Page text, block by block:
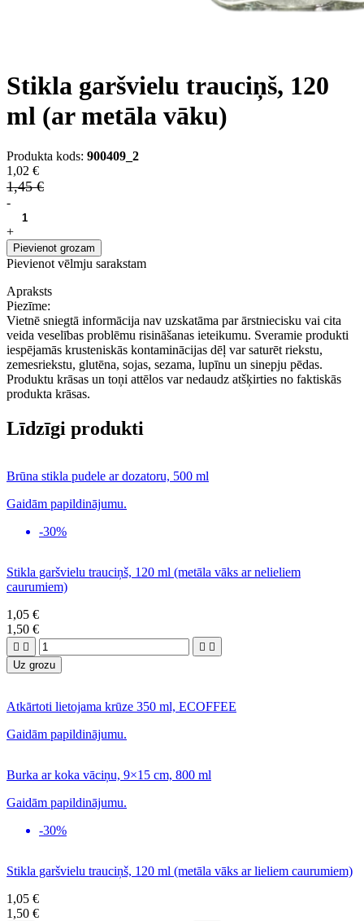
Stikla garšvielu trauciņš, 120
ml (ar metāla vāku)
Produkta kods: 900409_2
1,02 €
1,45 €
-
+
Pievienot grozam
Pievienot vēlmju sarakstam
Apraksts
Piezīme:
Vietnē sniegtā informācija nav uzskatāma par ārstniecisku vai cita
veida veselības problēmu risināšanas ieteikumu. Sveramie produkti
iespējamās krusteniskās kontaminācijas dēļ var saturēt riekstu,
zemesriekstu, glutēna, sojas, sezama, lupīnu un sinepju pēdas.
Produktu krāsas un toņi attēlos var nedaudz atšķirties no faktiskās
produkta krāsas.
Līdzīgi produkti
Brūna stikla pudele ar dozatoru, 500 ml
Gaidām papildinājumu.
-30%
Stikla garšvielu trauciņš, 120 ml (metāla vāks ar nelieliem
caurumiem)
1,05 €
1,50 €
   
Uz grozu
Atkārtoti lietojama krūze 350 ml, ECOFFEE
Gaidām papildinājumu.
Burka ar koka vāciņu, 9×15 cm, 800 ml
Gaidām papildinājumu.
-30%
Stikla garšvielu trauciņš, 120 ml (metāla vāks ar lieliem caurumiem)
1,05 €
1,50 €